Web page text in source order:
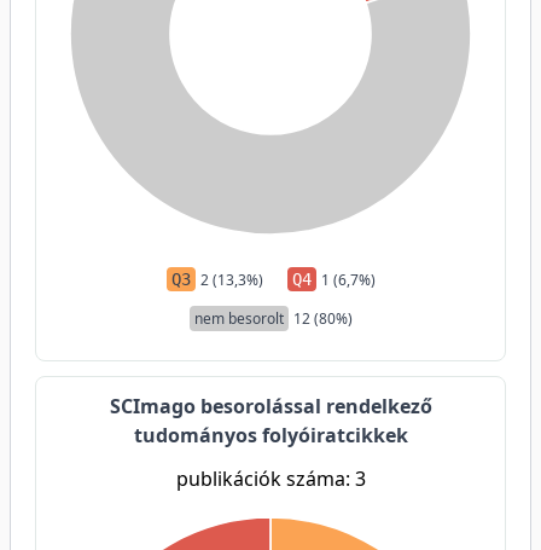
Q3 2 (13,3%) Q4 1 (6,7%)
nem besorolt 12 (80%)
SCImago besorolással rendelkező
tudományos folyóiratcikkek
publikációk száma: 3